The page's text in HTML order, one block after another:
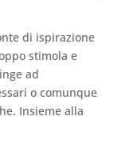
di ispirazione
stimola e
ad
o comunque
Insieme alla